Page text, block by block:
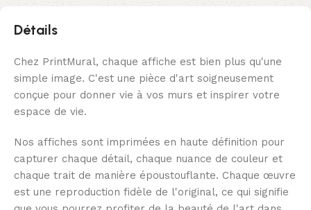
Détails
Chez PrintMural, chaque affiche est bien plus qu'une
simple image. C'est une pièce d'art soigneusement
conçue pour donner vie à vos murs et inspirer votre
espace de vie.
Nos affiches sont imprimées en haute définition pour
capturer chaque détail, chaque nuance de couleur et
chaque trait de manière époustouflante. Chaque œuvre
est une reproduction fidèle de l'original, ce qui signifie